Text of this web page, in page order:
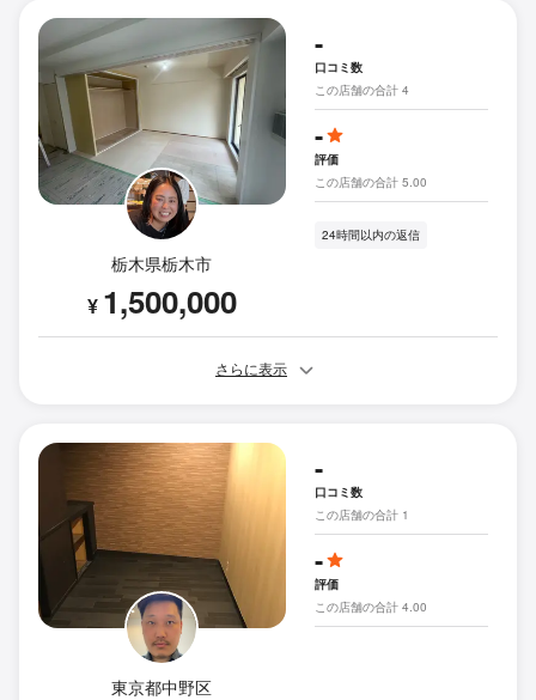
栃木県栃木市
¥ 1,500,000
-
口コミ数
この店舗の合計 4
-
評価
この店舗の合計 5.00
24時間以内の返信
さらに表示
東京都中野区
-
口コミ数
この店舗の合計 1
-
評価
この店舗の合計 4.00